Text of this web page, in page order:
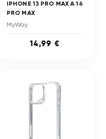
IPHONE 13 PRO MAX A 16
PRO MAX
MyWay
14,99 €